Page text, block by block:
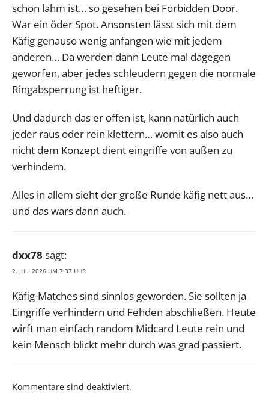
schon lahm ist… so gesehen bei Forbidden Door.
War ein öder Spot. Ansonsten lässt sich mit dem
Käfig genauso wenig anfangen wie mit jedem
anderen… Da werden dann Leute mal dagegen
geworfen, aber jedes schleudern gegen die normale
Ringabsperrung ist heftiger.
Und dadurch das er offen ist, kann natürlich auch
jeder raus oder rein klettern… womit es also auch
nicht dem Konzept dient eingriffe von außen zu
verhindern.
Alles in allem sieht der große Runde käfig nett aus…
und das wars dann auch.
dxx78 sagt:
2. JULI 2026 UM 7:37 UHR
Käfig-Matches sind sinnlos geworden. Sie sollten ja
Eingriffe verhindern und Fehden abschließen. Heute
wirft man einfach random Midcard Leute rein und
kein Mensch blickt mehr durch was grad passiert.
Kommentare sind deaktiviert.